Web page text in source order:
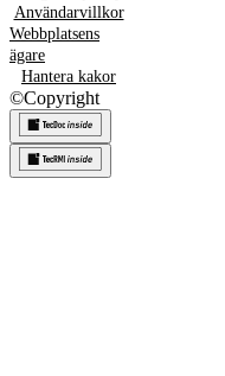
Användarvillkor
Webbplatsens
ägare
Hantera kakor
©Copyright